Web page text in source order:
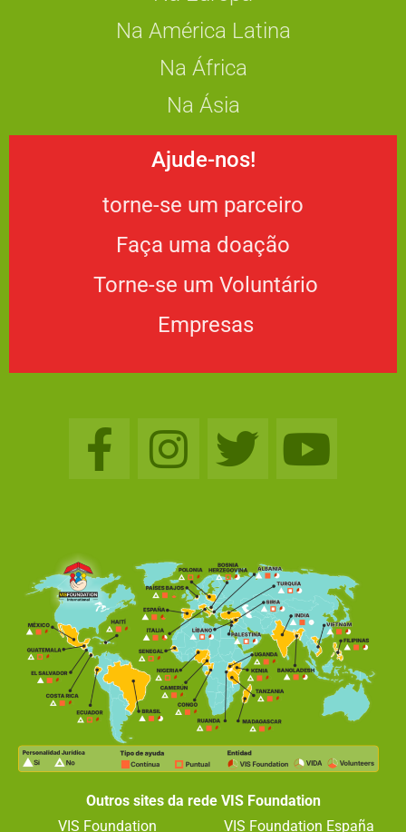
Na América Latina
Na África
Na Ásia
Ajude-nos!
torne-se um parceiro
Faça uma doação
Torne-se um Voluntário
Empresas
Outros sites da rede VIS Foundation
VIS Foundation
VIS Foundation España